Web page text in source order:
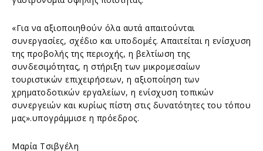
«Για να αξιοποιηθούν όλα αυτά απαιτούνται
συνεργασίες, σχέδιο και υποδομές. Απαιτείται η ενίσχυση
της προβολής της περιοχής, η βελτίωση της
συνδεσιμότητας, η στήριξη των μικρομεσαίων
τουριστικών επιχειρήσεων, η αξιοποίηση των
χρηματοδοτικών εργαλείων, η ενίσχυση τοπικών
συνεργειών και κυρίως πίστη στις δυνατότητες του τόπου
μας».υπογράμμισε η πρόεδρος.
Μαρία Τσιβγέλη